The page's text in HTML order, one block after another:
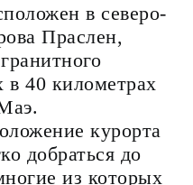
в северо-
Праслен,
в 40 километрах
курорта
добраться до
из которых